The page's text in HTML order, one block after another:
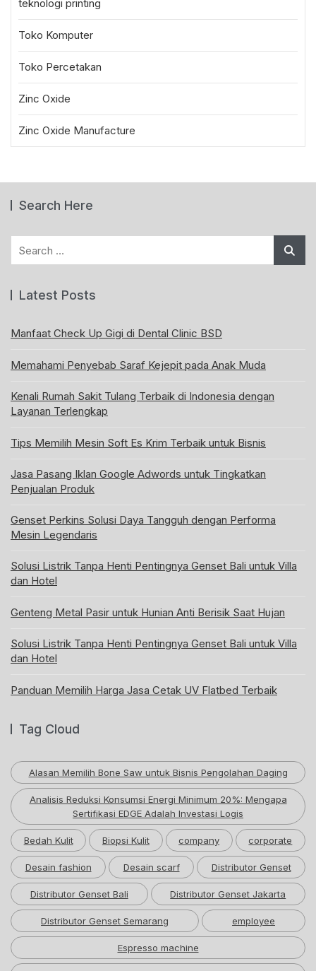
teknologi printing
Toko Komputer
Toko Percetakan
Zinc Oxide
Zinc Oxide Manufacture
Search Here
Latest Posts
Manfaat Check Up Gigi di Dental Clinic BSD
Memahami Penyebab Saraf Kejepit pada Anak Muda
Kenali Rumah Sakit Tulang Terbaik di Indonesia dengan
Layanan Terlengkap
Tips Memilih Mesin Soft Es Krim Terbaik untuk Bisnis
Jasa Pasang Iklan Google Adwords untuk Tingkatkan
Penjualan Produk
Genset Perkins Solusi Daya Tangguh dengan Performa
Mesin Legendaris
Solusi Listrik Tanpa Henti Pentingnya Genset Bali untuk Villa
dan Hotel
Genteng Metal Pasir untuk Hunian Anti Berisik Saat Hujan
Solusi Listrik Tanpa Henti Pentingnya Genset Bali untuk Villa
dan Hotel
Panduan Memilih Harga Jasa Cetak UV Flatbed Terbaik
Tag Cloud
Alasan Memilih Bone Saw untuk Bisnis Pengolahan Daging
Analisis Reduksi Konsumsi Energi Minimum 20%: Mengapa
Sertifikasi EDGE Adalah Investasi Logis
Bedah Kulit Biopsi Kulit company corporate
Desain fashion Desain scarf Distributor Genset
Distributor Genset Bali Distributor Genset Jakarta
Distributor Genset Semarang employee
Espresso machine